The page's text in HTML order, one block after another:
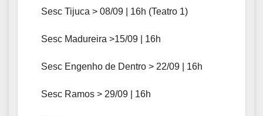
Sesc Tijuca > 08/09 | 16h (Teatro 1)
Sesc Madureira >15/09 | 16h
Sesc Engenho de Dentro > 22/09 | 16h
Sesc Ramos > 29/09 | 16h